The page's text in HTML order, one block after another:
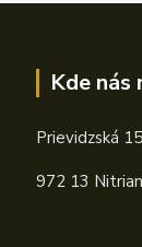
Kde nás
Prievidzská
972 13